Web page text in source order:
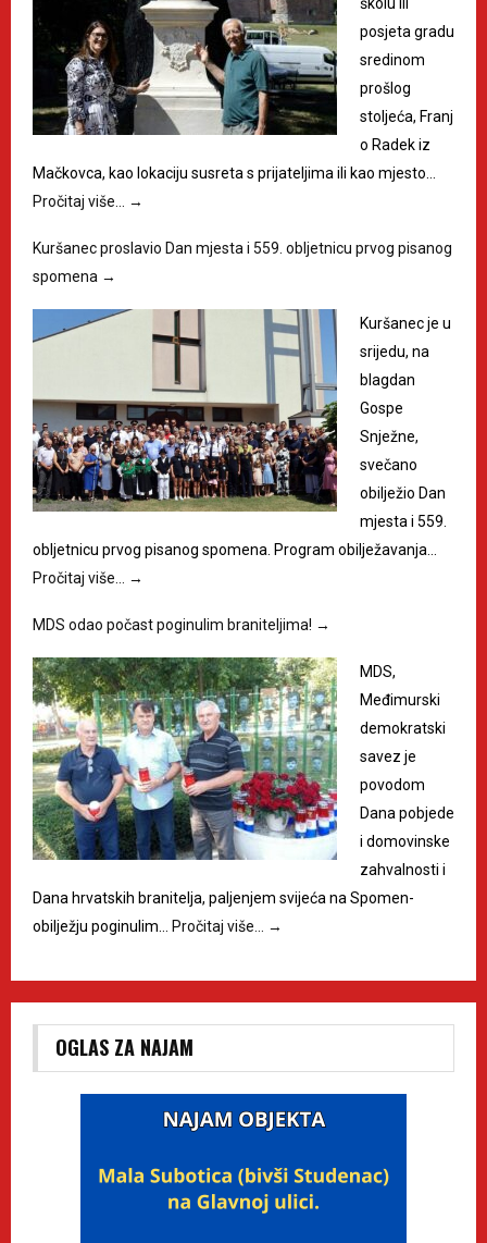
posjeta gradu
sredinom
prošlog
stoljeća, Franj
o Radek iz
Mačkovca, kao lokaciju susreta s prijateljima ili kao mjesto…
Pročitaj više…
→
Kuršanec proslavio Dan mjesta i 559. obljetnicu prvog pisanog
spomena →
Kuršanec je u
srijedu, na
blagdan
Gospe
Snježne,
svečano
obilježio Dan
mjesta i 559.
obljetnicu prvog pisanog spomena. Program obilježavanja…
Pročitaj više…
→
MDS odao počast poginulim braniteljima! →
MDS,
Međimurski
demokratski
savez je
povodom
Dana pobjede
i domovinske
zahvalnosti i
Dana hrvatskih branitelja, paljenjem svijeća na Spomen-
obilježju poginulim…
Pročitaj više… →
OGLAS ZA NAJAM